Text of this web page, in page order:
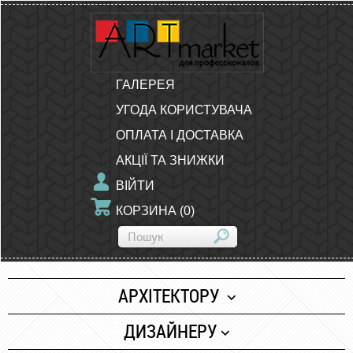
ГАЛЕРЕЯ
УГОДА КОРИСТУВАЧА
ОПЛАТА І ДОСТАВКА
АКЦІЇ ТА ЗНИЖКИ
ВІЙТИ
КОРЗИНА (0)
АРХІТЕКТОРУ
Папір
ДИЗАЙНЕРУ